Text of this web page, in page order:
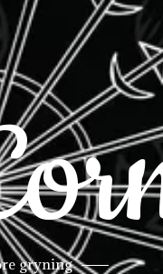
gryning